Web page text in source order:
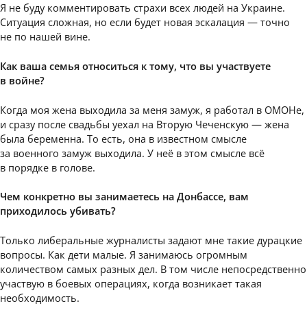
Я не буду комментировать страхи всех людей на Украине.
Ситуация сложная, но если будет новая эскалация — точно
не по нашей вине.
Как ваша семья относиться к тому, что вы участвуете
в войне?
Когда моя жена выходила за меня замуж, я работал в ОМОНе,
и сразу после свадьбы уехал на Вторую Чеченскую — жена
была беременна. То есть, она в известном смысле
за военного замуж выходила. У неё в этом смысле всё
в порядке в голове.
Чем конкретно вы занимаетесь на Донбассе, вам
приходилось убивать?
Только либеральные журналисты задают мне такие дурацкие
вопросы. Как дети малые. Я занимаюсь огромным
количеством самых разных дел. В том числе непосредственно
участвую в боевых операциях, когда возникает такая
необходимость.